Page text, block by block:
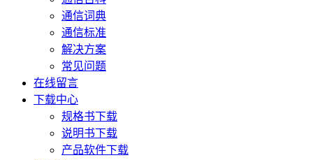
通信词典
通信标准
解决方案
常见问题
在线留言
下载中心
规格书下载
说明书下载
产品软件下载